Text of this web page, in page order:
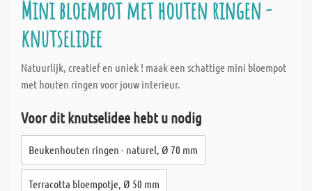
Mini bloempot met houten ringen -
knutselidee
Natuurlijk, creatief en uniek ! maak een schattige mini bloempot
met houten ringen voor jouw interieur.
Voor dit knutselidee hebt u nodig
Beukenhouten ringen - naturel, Ø 70 mm
Terracotta bloempotje, Ø 50 mm